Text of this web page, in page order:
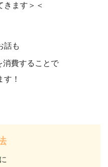
きます＞＜
話も
消費することで
！
に